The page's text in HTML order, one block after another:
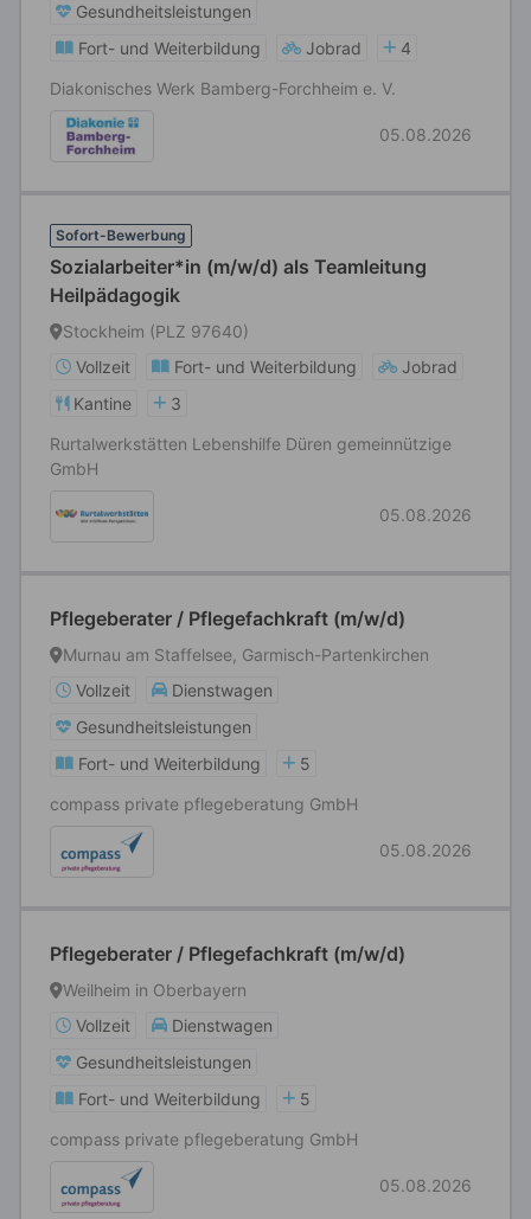
Gesundheitsleistungen
Fort- und Weiterbildung
Jobrad
4
Diakonisches Werk Bamberg-Forchheim e. V.
05.08.2026
Sofort-Bewerbung
Sozialarbeiter*in (m/w/d) als Teamleitung
Heilpädagogik
Stockheim (PLZ 97640)
Vollzeit
Fort- und Weiterbildung
Jobrad
Kantine
3
Rurtalwerkstätten Lebenshilfe Düren gemeinnützige
GmbH
05.08.2026
Pflegeberater / Pflegefachkraft (m/w/d)
Murnau am Staffelsee, Garmisch-Partenkirchen
Vollzeit
Dienstwagen
Gesundheitsleistungen
Fort- und Weiterbildung
5
compass private pflegeberatung GmbH
05.08.2026
Pflegeberater / Pflegefachkraft (m/w/d)
Weilheim in Oberbayern
Vollzeit
Dienstwagen
Gesundheitsleistungen
Fort- und Weiterbildung
5
compass private pflegeberatung GmbH
05.08.2026